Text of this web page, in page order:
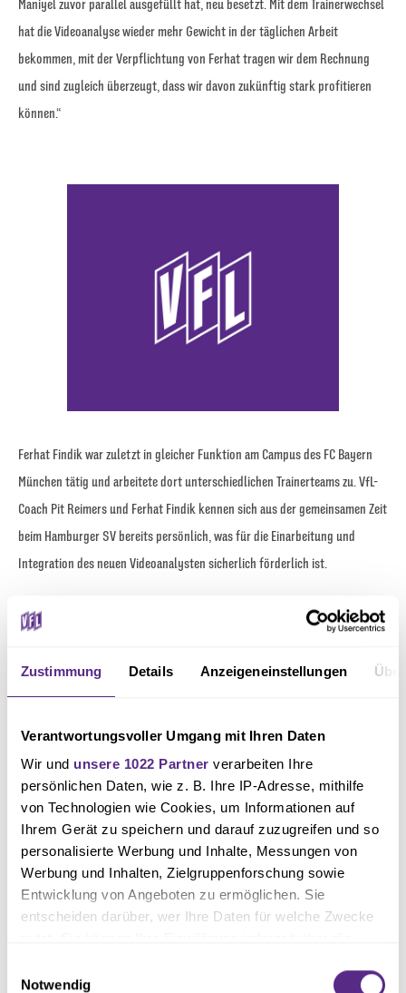
Zustimmung Details Anzeigeneinstellungen
Verantwortungsvoller Umgang mit Ihren Daten
Wir und unsere 1022 Partner verarbeiten Ihre
persönlichen Daten, wie z. B. Ihre IP-Adresse, mithilfe
von Technologien wie Cookies, um Informationen auf
Ihrem Gerät zu speichern und darauf zuzugreifen und so
personalisierte Werbung und Inhalte, Messungen von
Werbung und Inhalten, Zielgruppenforschung sowie
Entwicklung von Angeboten zu ermöglichen. Sie
entscheiden darüber, wer Ihre Daten für welche Zwecke
Trigger Symbol ändern oder widerrufen
Notwendig
Maniyel zuvor parallel ausgefüllt hat, neu besetzt. Mit dem Trainerwechsel
hat die Videoanalyse wieder mehr Gewicht in der täglichen Arbeit
bekommen, mit der Verpflichtung von Ferhat tragen wir dem Rechnung
und sind zugleich überzeugt, dass wir davon zukünftig stark profitieren
können.“
Ferhat Findik war zuletzt in gleicher Funktion am Campus des FC Bayern
München tätig und arbeitete dort unterschiedlichen Trainerteams zu. VfL-
Coach Pit Reimers und Ferhat Findik kennen sich aus der gemeinsamen Zeit
beim Hamburger SV bereits persönlich, was für die Einarbeitung und
Integration des neuen Videoanalysten sicherlich förderlich ist.
Text: Sebastian Rüther